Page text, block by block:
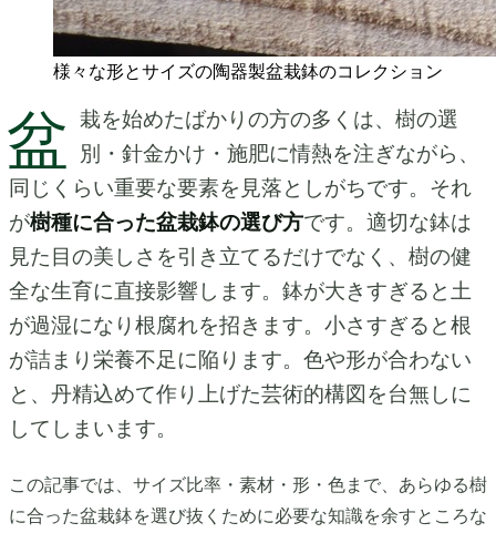
様々な形とサイズの陶器製盆栽鉢のコレクション
盆
栽を始めたばかりの方の多くは、樹の選
別・針金かけ・施肥に情熱を注ぎながら、
同じくらい重要な要素を見落としがちです。それ
が樹種に合った盆栽鉢の選び方です。適切な鉢は
見た目の美しさを引き立てるだけでなく、樹の健
全な生育に直接影響します。鉢が大きすぎると土
が過湿になり根腐れを招きます。小さすぎると根
が詰まり栄養不足に陥ります。色や形が合わない
と、丹精込めて作り上げた芸術的構図を台無しに
してしまいます。
この記事では、サイズ比率・素材・形・色まで、あらゆる樹
に合った盆栽鉢を選び抜くために必要な知識を余すところな